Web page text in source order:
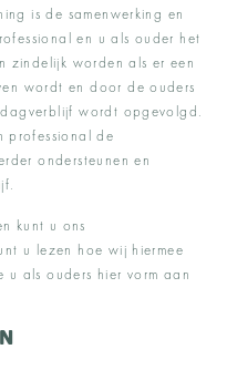
is de samenwerking en
en u als ouder het
zindelijk worden als er een
wordt en door de ouders
wordt opgevolgd.
professional de
ondersteunen en
kunt u ons
u lezen hoe wij hiermee
u als ouders hier vorm aan